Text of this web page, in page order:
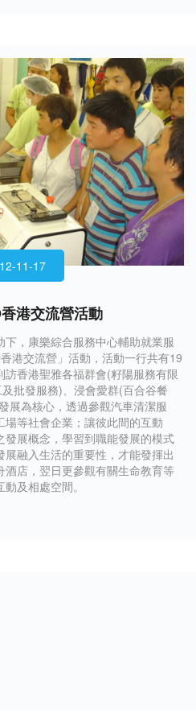
11-17
港交流營活動
，康樂綜合服務中心輔助就業服
港交流營」活動，活動一行共有19
香港聖雅各福群會(籽陽服務有限
批發服務)、浸會愛群(百合谷餐
展為核心，透過參觀汽車清潔服
等社會企業；讓彼此間的互動
展概念，學習到職能發展的模式
融入生活的重要性，才能發揮出
店，翌日更參觀有關生命教育等
及相處空間。